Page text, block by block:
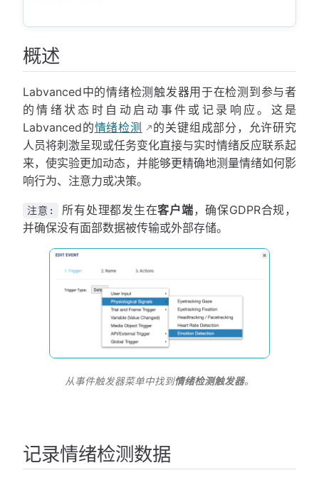
概述
Labvanced中的情绪检测触发器用于在检测到参与者
的情绪状态时自动启动事件或记录响应。这是
Labvanced的情绪检测
的关键组成部分，允许研究
人员将刺激呈现或任务变化直接与实时情绪反应联系起
来，使实验更加动态，并能够更精确地测量情绪如何影
响行为、注意力或决策。
注意: 所有处理都发生在客户端，确保GDPR合规，
并确保没有面部数据被传输或外部存储。
从事件触发器菜单中找到情绪检测触发器。
记录情绪检测数据